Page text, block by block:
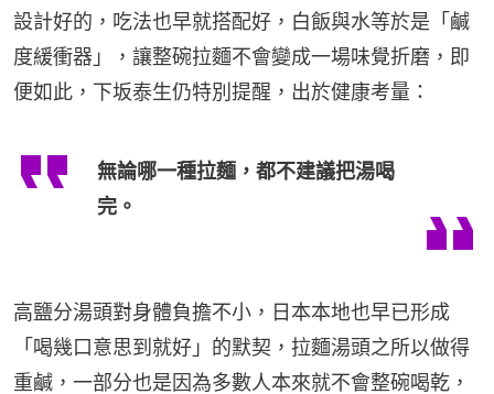
設計好的，吃法也早就搭配好，白飯與水等於是「鹹
度緩衝器」，讓整碗拉麵不會變成一場味覺折磨，即
便如此，下坂泰生仍特別提醒，出於健康考量：
無論哪一種拉麵，都不建議把湯喝
完。
高鹽分湯頭對身體負擔不小，日本本地也早已形成
「喝幾口意思到就好」的默契，拉麵湯頭之所以做得
重鹹，一部分也是因為多數人本來就不會整碗喝乾，